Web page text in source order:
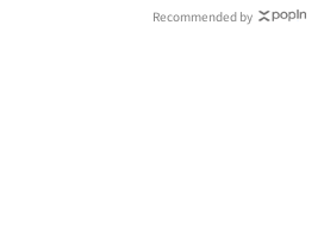
Recommended by